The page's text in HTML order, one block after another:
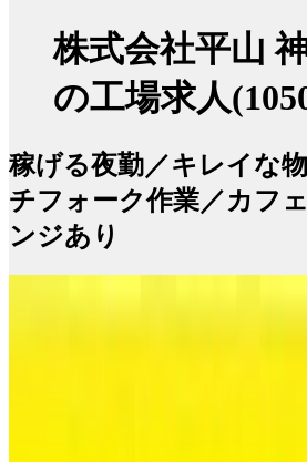
株式会社平山
の工場求人
稼げる夜勤／キレイな
チフォーク作業／カフ
ンジあり